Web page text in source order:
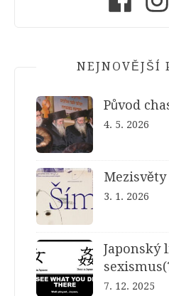
NEJNOVĚJŠÍ
Původ
4. 5. 2026
Mezisvěty
3. 1. 2026
Japonský
7. 12. 2025